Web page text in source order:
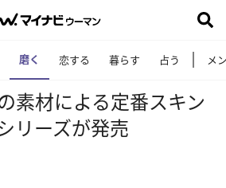
磨く 恋する 暮らす 占う メ
素材による定番スキン
リーズが発売